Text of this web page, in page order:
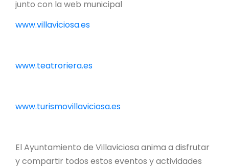
junto con la web municipal
www.villaviciosa.es
www.teatroriera.es
www.turismovillaviciosa.es
El Ayuntamiento de Villaviciosa anima a disfrutar
y compartir todos estos eventos y actividades